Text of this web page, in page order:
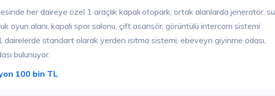
her daireye özel 1 araçlık kapalı otopark, ortak alanlarda jeneratör, su
oyun alanı, kapalı spor salonu, çift asansör, görüntülü intercom sistemi
standart olarak yerden ısıtma sistemi, ebeveyn giyinme odası,
bulunuyor.
100 bin TL